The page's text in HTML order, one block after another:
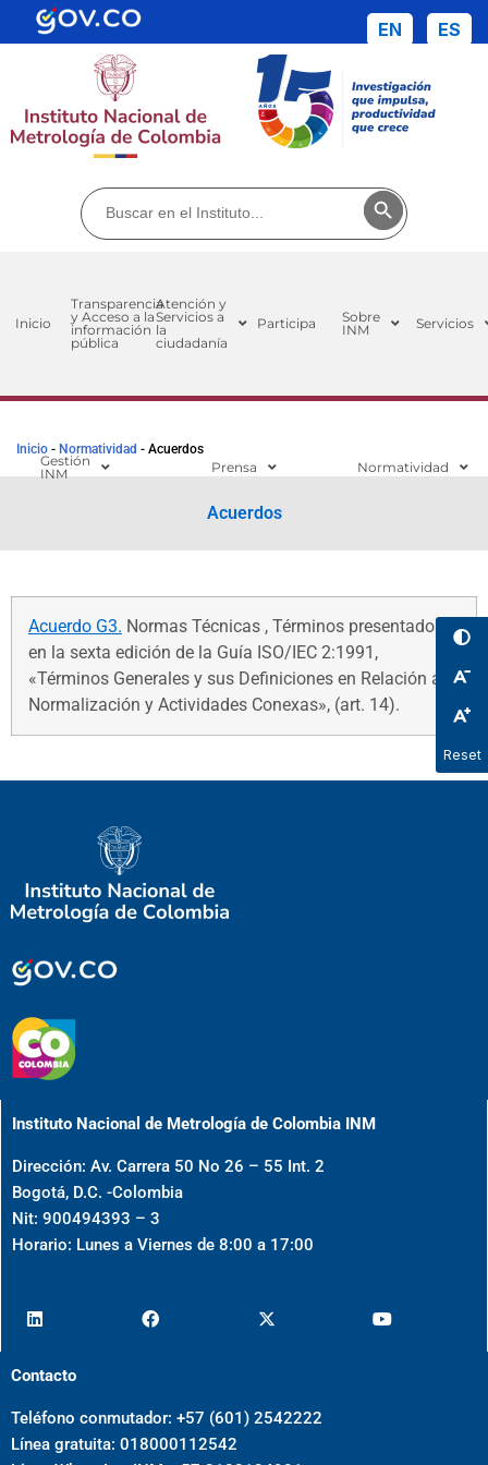
Reset
Buscar: Botón de
Inicio
Transparencia
y Acceso a la
información
pública
Atención y
Servicios a
la
ciudadanía
Participa
Sobre
INM
Servicios
Gestión
INM
Prensa Normatividad
Inicio - Normatividad - Acuerdos
Acuerdos
Acuerdo G3. Normas Técnicas , Términos presentados
en la sexta edición de la Guía ISO/IEC 2:1991,
«Términos Generales y sus Definiciones en Relación a la
Normalización y Actividades Conexas», (art. 14).
Instituto Nacional de Metrología de Colombia INM
Dirección: Av. Carrera 50 No 26 – 55 Int. 2
Bogotá, D.C. -Colombia
Nit: 900494393 – 3
Horario: Lunes a Viernes de 8:00 a 17:00
Contacto
Teléfono conmutador: +57 (601) 2542222
Línea gratuita: 018000112542
EN ES